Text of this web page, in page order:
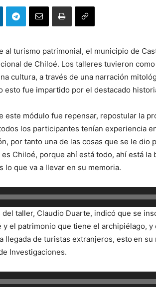
al turismo patrimonial, el municipio de
de Chiloé. Los talleres tuvieron
cultura, a través de una narración
esto fue impartido por el destacado
este módulo fue repensar, repostular la
los participantes tenían experiencia
por tanto una de las cosas que se le dio
Chiloé, porque ahí está todo, ahí está la
lo que va a llevar en su memoria.
taller, Claudio Duarte, indicó que se
el patrimonio que tiene el archipiélago, y
llegada de turistas extranjeros, esto en su
Investigaciones.